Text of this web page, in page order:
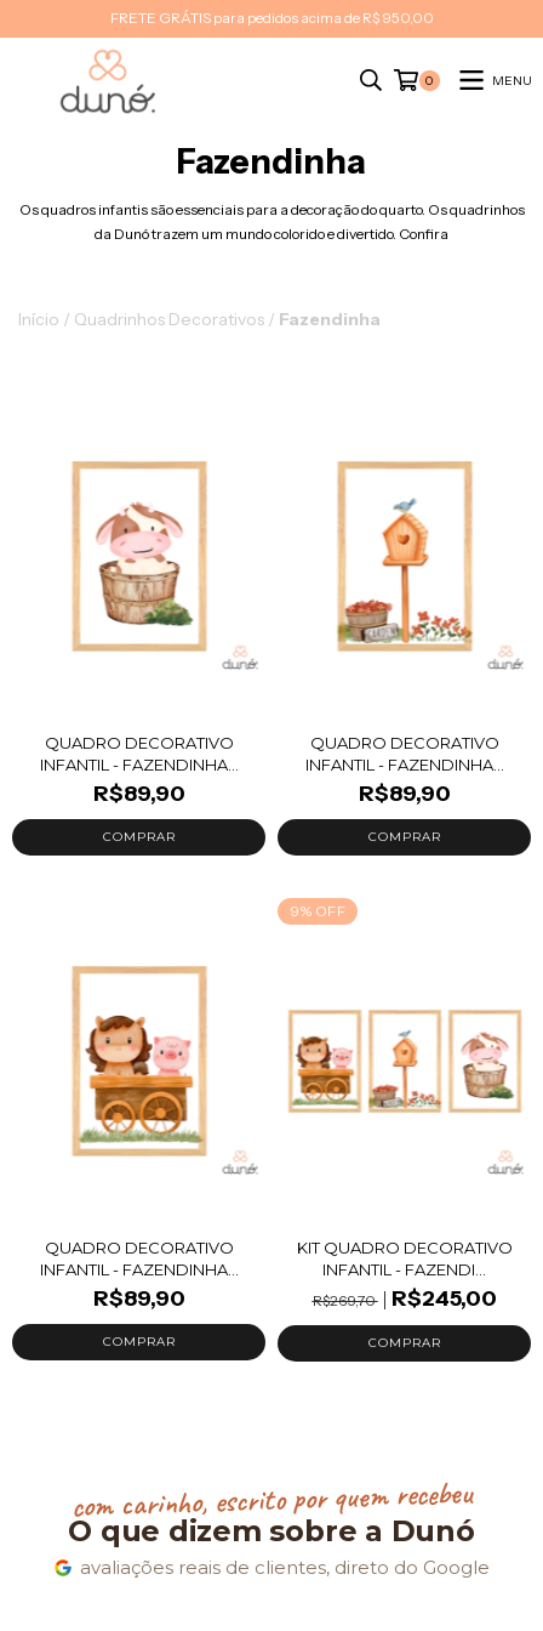
FRETE GRÁTIS para pedidos acima de R$ 950,00
0 MENU
Fazendinha
Os quadros infantis são essenciais para a decoração do quarto. Os quadrinhos
da Dunó trazem um mundo colorido e divertido. Confira
Início / Quadrinhos Decorativos / Fazendinha
QUADRO DECORATIVO
INFANTIL - FAZENDINHA...
R$89,90
QUADRO DECORATIVO
INFANTIL - FAZENDINHA...
R$89,90
QUADRO DECORATIVO
INFANTIL - FAZENDINHA...
R$89,90
9% OFF
KIT QUADRO DECORATIVO
INFANTIL - FAZENDI...
R$269,70 R$245,00
com carinho, escrito por quem recebeu
O que dizem sobre a Dunó
avaliações reais de clientes, direto do Google